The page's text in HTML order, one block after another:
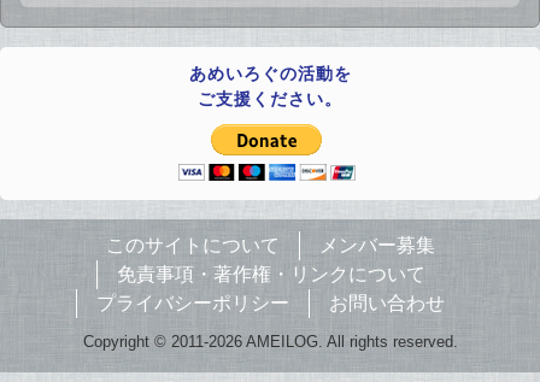
あめいろぐの活動を
ご支援ください。
このサイトについて
メンバー募集
免責事項・著作権・リンクについて
プライバシーポリシー
お問い合わせ
Copyright © 2011-2026 AMEILOG. All rights reserved.